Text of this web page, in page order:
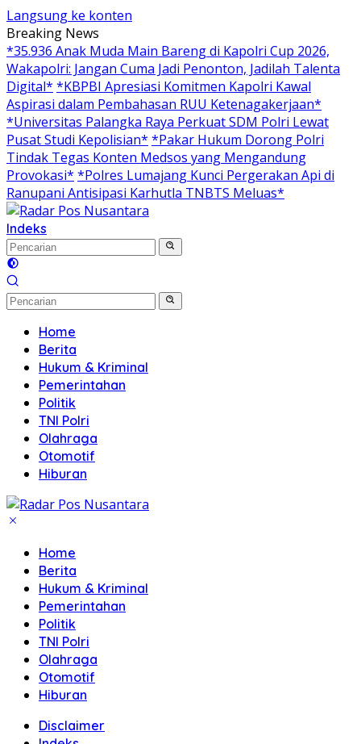
Langsung ke konten
Breaking News
*35.936 Anak Muda Main Bareng di Kapolri Cup 2026,
Wakapolri: Jangan Cuma Jadi Penonton, Jadilah Talenta
Digital* *KBPBI Apresiasi Komitmen Kapolri Kawal
Aspirasi dalam Pembahasan RUU Ketenagakerjaan*
*Universitas Palangka Raya Perkuat SDM Polri Lewat
Pusat Studi Kepolisian* *Pakar Hukum Dorong Polri
Tindak Tegas Konten Medsos yang Mengandung
Provokasi* *Polres Lumajang Kunci Pergerakan Api di
Ranupani Antisipasi Karhutla TNBTS Meluas*
Indeks
Home
Berita
Hukum & Kriminal
Pemerintahan
Politik
TNI Polri
Olahraga
Otomotif
Hiburan
Home
Berita
Hukum & Kriminal
Pemerintahan
Politik
TNI Polri
Olahraga
Otomotif
Hiburan
Disclaimer